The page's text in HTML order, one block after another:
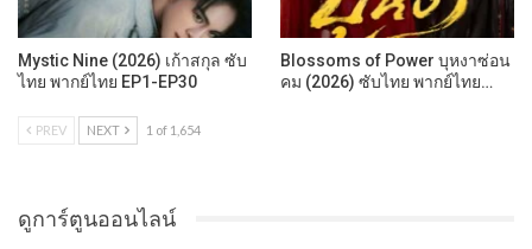
Mystic Nine (2026) เก้าสกุล ซับ
ไทย พากย์ไทย EP1-EP30
Blossoms of Power บุหงาซ่อน
คม (2026) ซับไทย พากย์ไทย…
PREV NEXT 1 of 1,654
ดูการ์ตูนออนไลน์